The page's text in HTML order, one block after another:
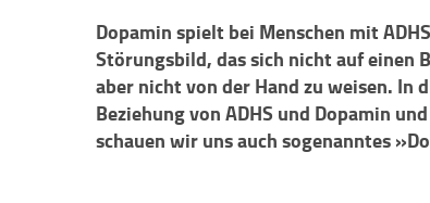
Dopamin spielt bei Menschen mit
Störungsbild, das sich nicht auf einen
aber nicht von der Hand zu weisen.
Beziehung von ADHS und Dopamin
schauen wir uns auch sogenanntes